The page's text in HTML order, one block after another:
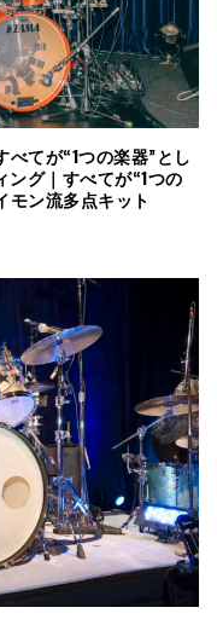
べてが“1つの楽器”とし
グ｜すべてが“1つの
モン流多点キット